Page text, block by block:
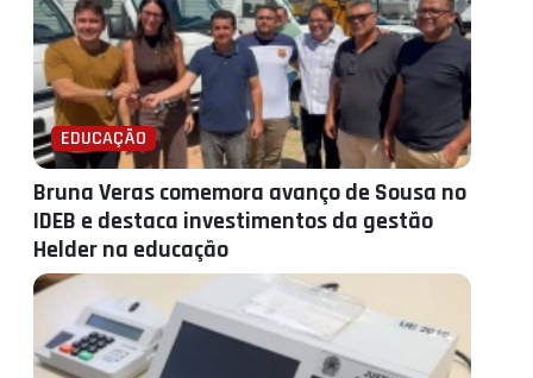
EDUCAÇÃO
Bruna Veras comemora avanço de Sousa no
IDEB e destaca investimentos da gestão
Helder na educação